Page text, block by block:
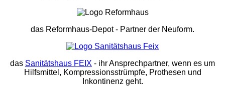
das Reformhaus-Depot- Partner der Neuform.
das Sanitätshaus FEIX - ihr Ansprechpartner, wenn es um
Hilfsmittel, Kompressionsstrümpfe, Prothesen und
Inkontinenz geht.